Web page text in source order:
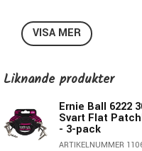
telekontakter.
För att så lite plats som
kablar & en platt,
bygga hop dina pedaler &
Pris för ett 3-pack.
VISA MER
Liknande produkter
Ernie Ball 6222
Svart Flat
- 3-pack
ARTIKELNUMMER